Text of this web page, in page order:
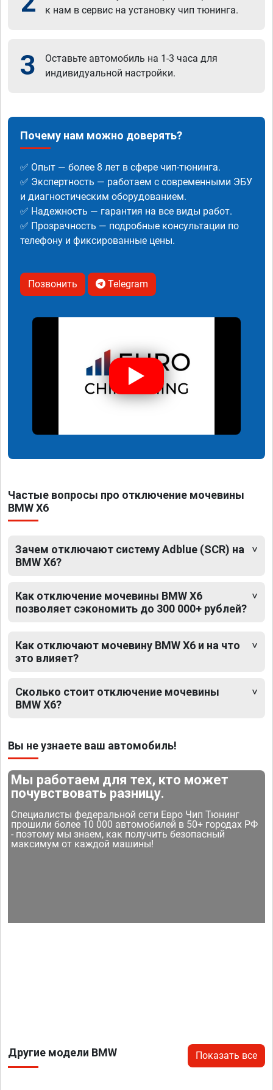
к нам в сервис на установку чип тюнинга.
3
Оставьте автомобиль на 1-3 часа для
индивидуальной настройки.
Почему нам можно доверять?
✅ Опыт — более 8 лет в сфере чип-тюнинга.
✅ Экспертность — работаем с современными ЭБУ
и диагностическим оборудованием.
✅ Надежность — гарантия на все виды работ.
✅ Прозрачность — подробные консультации по
телефону и фиксированные цены.
Позвонить Telegram
Частые вопросы про отключение мочевины
BMW X6
Зачем отключают систему Adblue (SCR) на
BMW X6?
Как отключение мочевины BMW X6
позволяет сэкономить до 300 000+ рублей?
Как отключают мочевину BMW X6 и на что
это влияет?
Сколько стоит отключение мочевины
BMW X6?
Вы не узнаете ваш автомобиль!
Мы работаем для тех, кто может
почувствовать разницу.
Специалисты федеральной сети Евро Чип Тюнинг
прошили более 10 000 автомобилей в 50+ городах РФ
- поэтому мы знаем, как получить безопасный
максимум от каждой машины!
Другие модели BMW Показать все